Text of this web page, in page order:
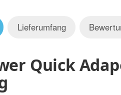
Lieferumfang
Quick